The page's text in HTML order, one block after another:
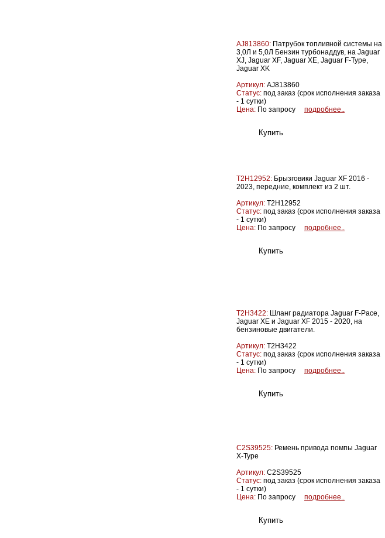
AJ813860: Патрубок топливной системы на
3,0Л и 5,0Л Бензин турбонаддув, на Jaguar
XJ, Jaguar XF, Jaguar XE, Jaguar F-Type,
Jaguar XK
Артикул: AJ813860
Статус: под заказ (срок исполнения заказа
- 1 сутки)
Цена: По запросу подробнее..
T2H12952: Брызговики Jaguar XF 2016 -
2023, передние, комплект из 2 шт.
Артикул: T2H12952
Статус: под заказ (срок исполнения заказа
- 1 сутки)
Цена: По запросу подробнее..
T2H3422: Шланг радиатора Jaguar F-Pace,
Jaguar XE и Jaguar XF 2015 - 2020, на
бензиновые двигатели.
Артикул: T2H3422
Статус: под заказ (срок исполнения заказа
- 1 сутки)
Цена: По запросу подробнее..
C2S39525: Ремень привода помпы Jaguar
X-Type
Артикул: C2S39525
Статус: под заказ (срок исполнения заказа
- 1 сутки)
Цена: По запросу подробнее..